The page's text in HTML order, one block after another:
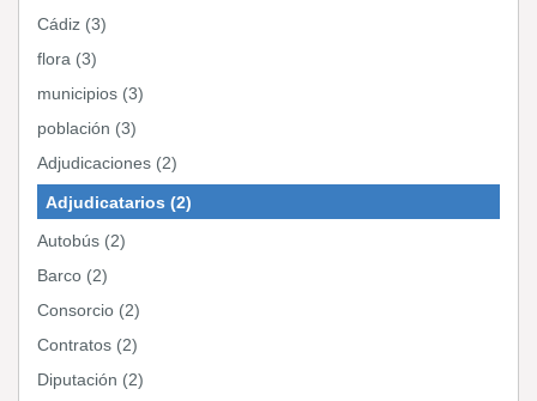
Cádiz (3)
flora (3)
municipios (3)
población (3)
Adjudicaciones (2)
Adjudicatarios (2)
Autobús (2)
Barco (2)
Consorcio (2)
Contratos (2)
Diputación (2)